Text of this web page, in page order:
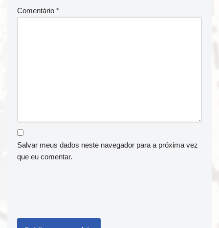
Comentário *
Salvar meus dados neste navegador para a próxima vez
que eu comentar.